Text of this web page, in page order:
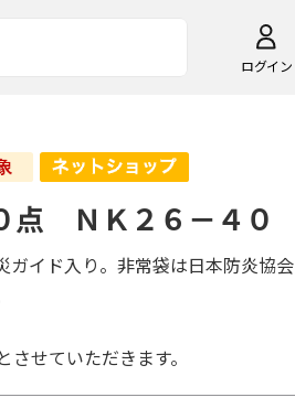
ログイン
点 ＮＫ２６－４０
ガイド入り。非常袋は日本防炎協会
せていただきます。